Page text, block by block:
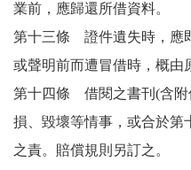
業前，應歸還所借資料。
第十三條 證件遺失時，應
或聲明前而遭冒借時，概由
第十四條 借閱之書刊(含附
損、毀壞等情事，或合於第
之責。賠償規則另訂之。